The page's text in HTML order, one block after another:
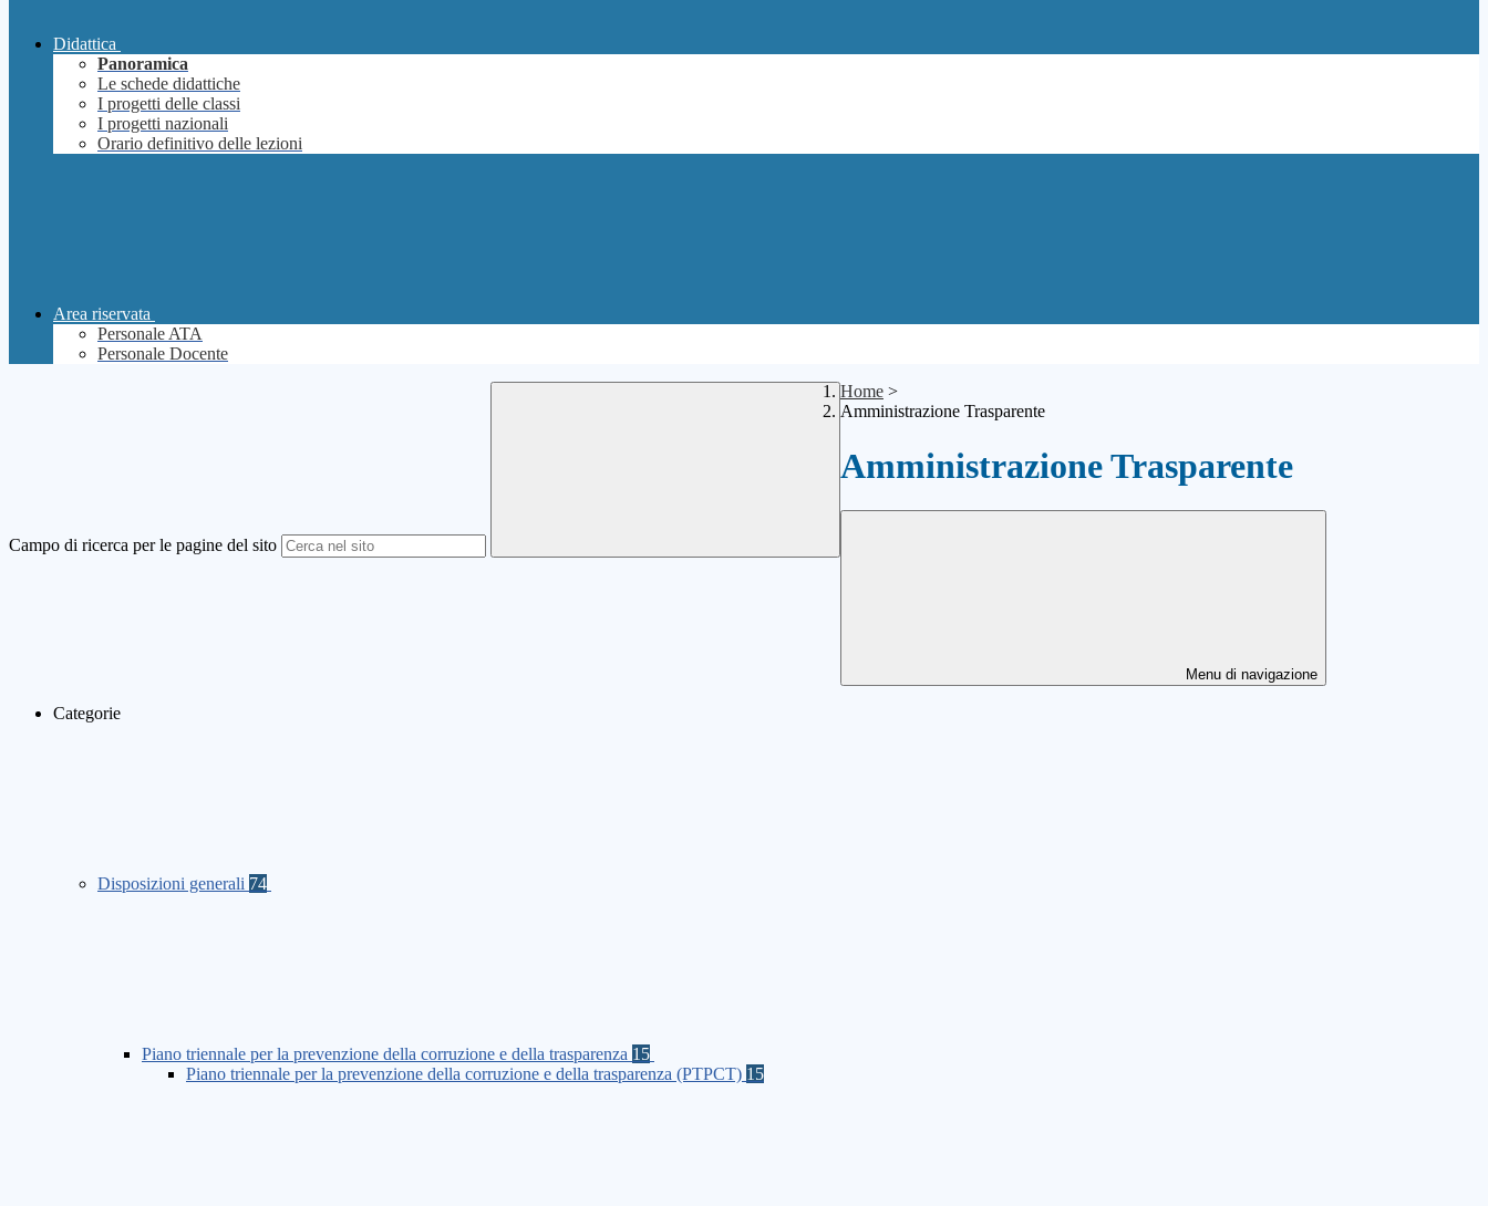
Didattica
Panoramica
Le schede didattiche
I progetti delle classi
I progetti nazionali
Orario definitivo delle lezioni
Area riservata
Personale ATA
Personale Docente
Campo di ricerca per le pagine del sito
Home >
Amministrazione Trasparente
Amministrazione Trasparente
Menu di navigazione
Categorie
Disposizioni generali 74
Piano triennale per la prevenzione della corruzione e della trasparenza 15
Piano triennale per la prevenzione della corruzione e della trasparenza (PTPCT) 15